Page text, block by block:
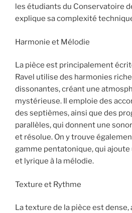
les étudiants du Conservatoire
explique sa complexité
Harmonie et Mélodie
La pièce est principalement
Ravel utilise des harmonies
dissonantes, créant une
mystérieuse. Il emploie des
des septièmes, ainsi que des
parallèles, qui donnent une
et résolue. On y trouve
gamme pentatonique, qui
et lyrique à la mélodie.
Texture et Rythme
La texture de la pièce est dense,